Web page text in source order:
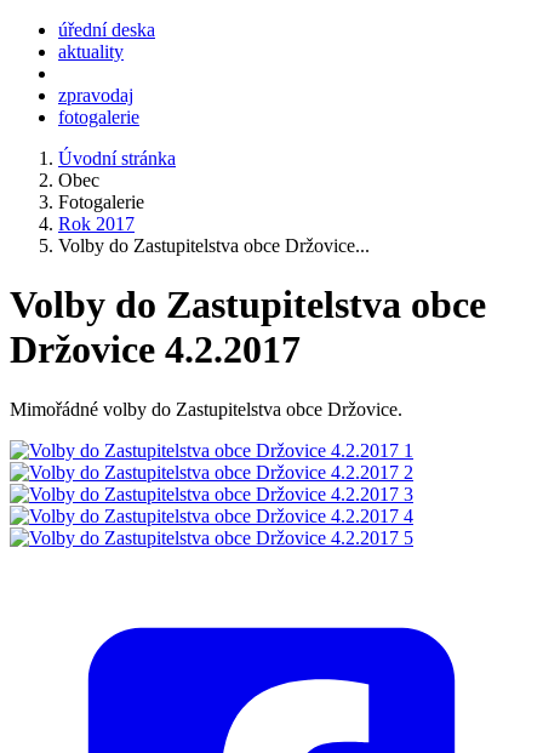
úřední deska
aktuality
zpravodaj
fotogalerie
Úvodní stránka
Obec
Fotogalerie
Rok 2017
Volby do Zastupitelstva obce Držovice...
Volby do Zastupitelstva obce
Držovice 4.2.2017
Mimořádné volby do Zastupitelstva obce Držovice.